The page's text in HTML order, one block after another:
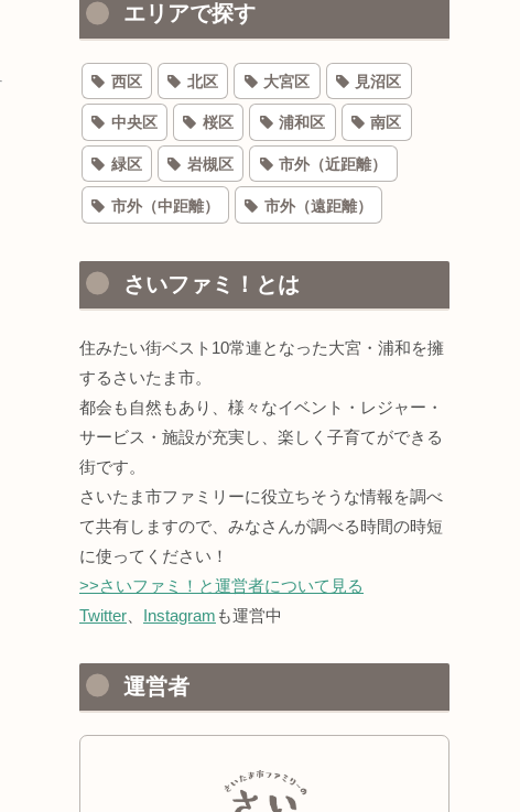
エリアで探す
西区 北区 大宮区 見沼区
中央区 桜区 浦和区 南区
緑区 岩槻区 市外（近距離）
市外（中距離） 市外（遠距離）
さいファミ！とは
住みたい街ベスト10常連となった大宮・浦和を擁
するさいたま市。
都会も自然もあり、様々なイベント・レジャー・
サービス・施設が充実し、楽しく子育てができる
街です。
さいたま市ファミリーに役立ちそうな情報を調べ
て共有しますので、みなさんが調べる時間の時短
に使ってください！
>>さいファミ！と運営者について見る
Twitter
Instagram も運営中
運営者